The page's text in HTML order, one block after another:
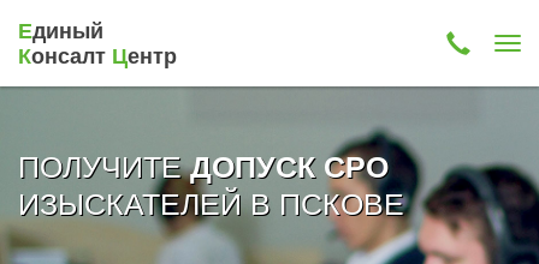
Единый
Консалт Центр
ПОЛУЧИТЕДОПУСК СРО
ИЗЫСКАТЕЛЕЙ В ПСКОВЕ